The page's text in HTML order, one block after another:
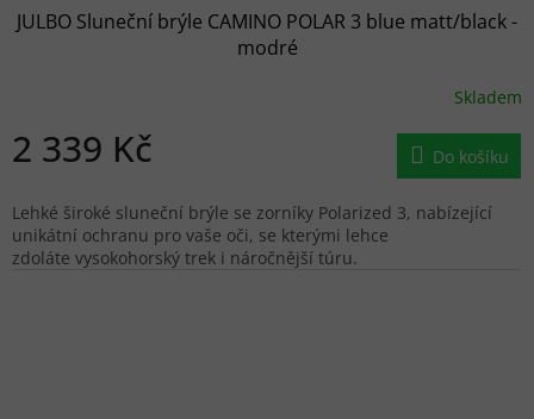
JULBO Sluneční brýle CAMINO POLAR 3 blue matt/black -
modré
Skladem
2 339 Kč Do košíku
Lehké široké sluneční brýle se zorníky Polarized 3, nabízející
unikátní ochranu pro vaše oči, se kterými lehce
zdoláte vysokohorský trek i náročnější túru.